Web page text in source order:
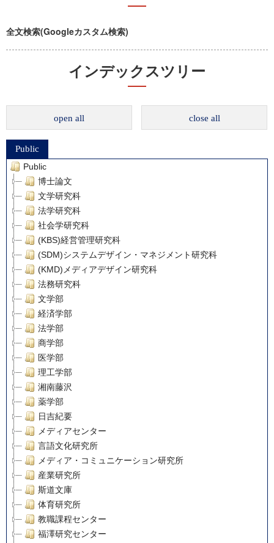
全文検索(Googleカスタム検索)
インデックスツリー
open all close all
Public
Public
博士論文
文学研究科
法学研究科
社会学研究科
(KBS)経営管理研究科
(SDM)システムデザイン・マネジメント研究科
(KMD)メディアデザイン研究科
法務研究科
文学部
経済学部
法学部
商学部
医学部
理工学部
湘南藤沢
薬学部
日吉紀要
メディアセンター
言語文化研究所
メディア・コミュニケーション研究所
産業研究所
斯道文庫
体育研究所
教職課程センター
福澤研究センター